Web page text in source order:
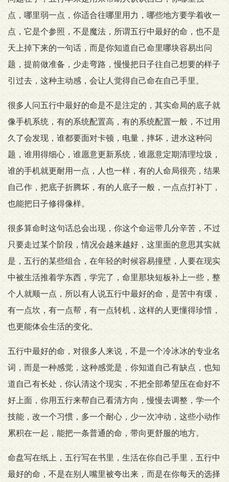
点，哪里弱一点，你适合往哪里用力，哪些地方要学着收一
点，它是个参照，不是魔法，所谓五行中最好的命，也不是
天上掉下来的一句话，而是你知道自己命里哪块容易出问
题，提前做准备，少走弯路，慢慢把日子往自己想要的样子
引过去，这种主动感，会让人觉得自己命在自己手里。
很多人问五行中最好的命是不是注定的，其实命局的底子就
像手机系统，有的系统配置高，有的系统配置一般，不过用
久了会发现，谁都要面对卡顿，电量，摔坏，进水这种问
题，谁用得细心，谁愿意更新系统，谁愿意定期清理垃圾，
谁的手机就更耐用一点，人也一样，有的人命局很亮，结果
自己作，把底子折腾坏，有的人底子一般，一点点打补丁，
也能把日子修得像样。
很多算命时这句话总会出现，你这个命运带几分辛苦，不过
只要走过某个阶段，情况会越来越好，这里面的意思其实就
是，五行的某些组合，在年轻的时候容易撞壁，人要在现实
中被生活推着学东西，学完了，命里那块短板补上一些，整
个人就顺一点，所以有人说五行中最好的命，是苦中有缓，
有一点坎，有一点帮，有一点转机，这样的人更懂得珍惜，
也更能体会生活的变化。
五行中最好的命，对很多人来说，不是一个冷冰冰的专业名
词，而是一种感觉，这种感觉是，你知道自己有缺点，也知
道自己有长处，你认清这个现实，不把全部希望压在命好不
好上面，你用五行来帮自己看清方向，慢慢去调整，学一个
技能，改一个习惯，多一个耐心，少一次冲动，这些小动作
累积在一起，能把一条普通的命，带向更舒服的地方。
命盘写在纸上，五行写在书里，生活在你自己手里，五行中
最好的命，不是在别人嘴里被夸出来，而是在你每天的选择